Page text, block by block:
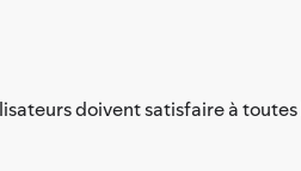
doivent satisfaire à